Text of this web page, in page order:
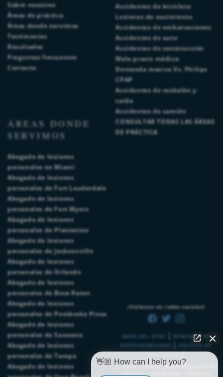
Sobre nosotros
Áreas de práctica
Áreas donde servimos
Testimonios
Resultados
Preguntas frecuentes
Contacto
Accidentes de bicicleta
Lesiones de nacimiento
Accidentes de embarcaciones
Accidentes de auto
Accidentes de construcción
Mala praxis médica
Demanda masiva Vs. Philips
CPAP
Accidentes de resbalón y
caída
Accidentes de camión
CONSULTAR TODAS LAS ÁREAS
DE PRÁCTICA
ÁREAS DONDE
SERVIMOS
Abogado de lesiones
personales en Miami
Abogado de lesiones
personales de Fort Lauderdale
Abogado de lesiones
personales de Fort Myers
Abogado de lesiones
personales de Plantation
Abogado de lesiones
personales de Jacksonville
Abogado de lesiones
personales de Orlando
Abogado de lesiones
personales de Boca Raton
Abogado de lesiones
personales de Pembroke Pines
Abogado de lesiones
personales de Sarasota
Abogado de lesiones
personales de Tampa
Abogado de lesiones
MAPA DEL SITIO
RENUNCIA DE
RESPONSABILIDAD
POLÍTICA DE
|
© 2026Chalik & Chalik Abogados de
¡Visítenos en redes sociales!
👋🏼 How can I help you?